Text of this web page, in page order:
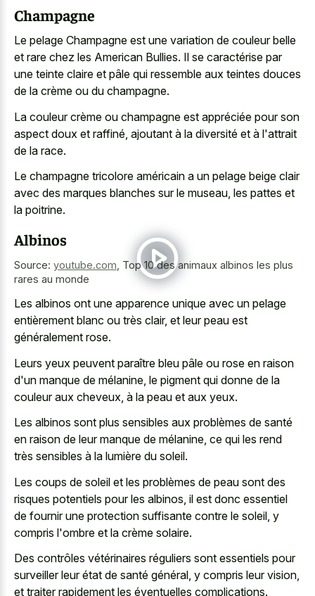
Champagne
Le pelage Champagne est une variation de couleur belle
et rare chez les American Bullies. Il se caractérise par
une teinte claire et pâle qui ressemble aux teintes douces
de la crème ou du champagne.
La couleur crème ou champagne est appréciée pour son
aspect doux et raffiné, ajoutant à la diversité et à l'attrait
de la race.
Le champagne tricolore américain a un pelage beige clair
avec des marques blanches sur le museau, les pattes et
la poitrine.
Albinos
Source: youtube.com Top 10 des animaux albinos les plus
rares au monde
Les albinos ont une apparence unique avec un pelage
entièrement blanc ou très clair, et leur peau est
généralement rose.
Leurs yeux peuvent paraître bleu pâle ou rose en raison
d'un manque de mélanine, le pigment qui donne de la
couleur aux cheveux, à la peau et aux yeux.
Les albinos sont plus sensibles aux problèmes de santé
en raison de leur manque de mélanine, ce qui les rend
très sensibles à la lumière du soleil.
Les coups de soleil et les problèmes de peau sont des
risques potentiels pour les albinos, il est donc essentiel
de fournir une protection suffisante contre le soleil, y
compris l'ombre et la crème solaire.
Des contrôles vétérinaires réguliers sont essentiels pour
surveiller leur état de santé général, y compris leur vision,
et traiter rapidement les éventuelles complications.